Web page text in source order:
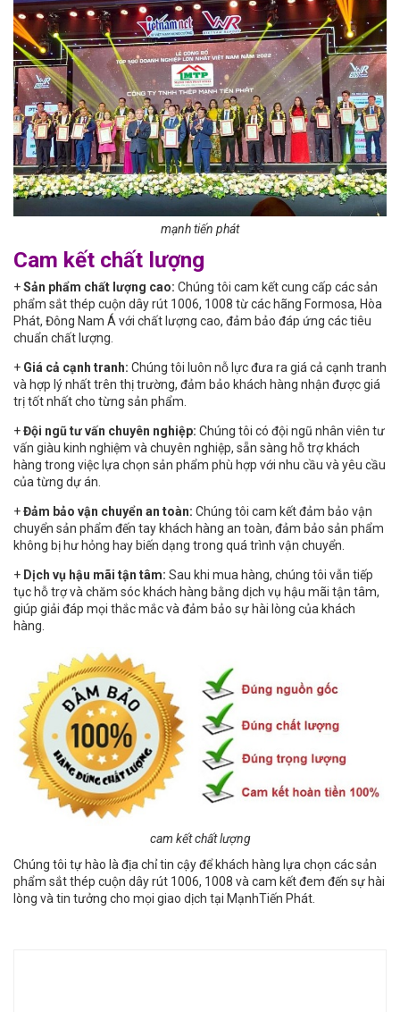
mạnh tiến phát
Cam kết chất lượng
+Sản phẩm chất lượng cao: Chúng tôi cam kết cung cấp các sản
phẩm sắt thép cuộn dây rút 1006, 1008 từ các hãng Formosa, Hòa
Phát, Đông Nam Á với chất lượng cao, đảm bảo đáp ứng các tiêu
chuẩn chất lượng.
+ Giá cả cạnh tranh: Chúng tôi luôn nỗ lực đưa ra giá cả cạnh tranh
và hợp lý nhất trên thị trường, đảm bảo khách hàng nhận được giá
trị tốt nhất cho từng sản phẩm.
+Đội ngũ tư vấn chuyên nghiệp: Chúng tôi có đội ngũ nhân viên tư
vấn giàu kinh nghiệm và chuyên nghiệp, sẵn sàng hỗ trợ khách
hàng trong việc lựa chọn sản phẩm phù hợp với nhu cầu và yêu cầu
của từng dự án.
+Đảm bảo vận chuyển an toàn: Chúng tôi cam kết đảm bảo vận
chuyển sản phẩm đến tay khách hàng an toàn, đảm bảo sản phẩm
không bị hư hỏng hay biến dạng trong quá trình vận chuyển.
+ Dịch vụ hậu mãi tận tâm: Sau khi mua hàng, chúng tôi vẫn tiếp
tục hỗ trợ và chăm sóc khách hàng bằng dịch vụ hậu mãi tận tâm,
giúp giải đáp mọi thắc mắc và đảm bảo sự hài lòng của khách
hàng.
cam kết chất lượng
Chúng tôi tự hào là địa chỉ tin cậy để khách hàng lựa chọn các sản
phẩm sắt thép cuộn dây rút 1006, 1008 và cam kết đem đến sự hài
lòng và tin tưởng cho mọi giao dịch tại MạnhTiến Phát.